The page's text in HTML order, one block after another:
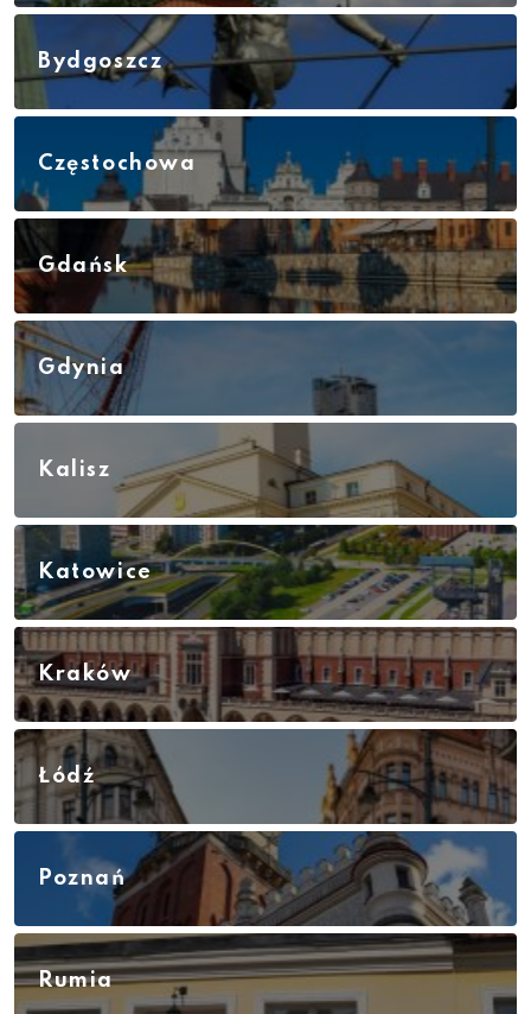
Bydgoszcz
Częstochowa
Gdańsk
Gdynia
Kalisz
Katowice
Kraków
Łódź
Poznań
Rumia